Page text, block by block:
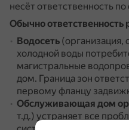
несёт ответственность
Обычно ответственность
Водосеть (организация,
холодной воды
магистральные
дом. Граница зон
первому фланцу
Обслуживающая дом
т.д.) устраняет все